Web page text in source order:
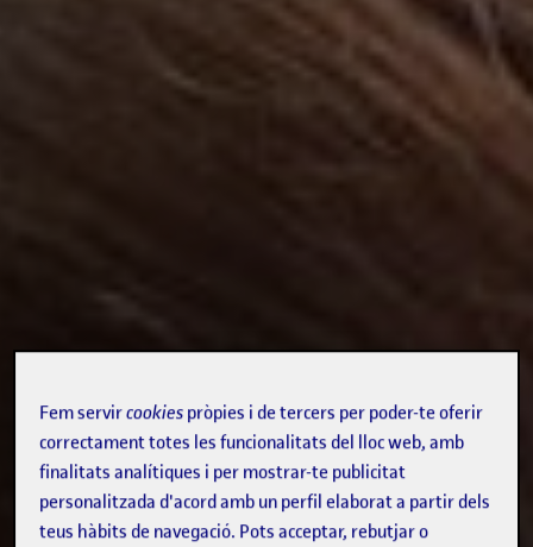
Fem servircookies pròpies i de tercers per poder-te oferir
correctament totes les funcionalitats del lloc web, amb
finalitats analítiques i per mostrar-te publicitat
personalitzada d'acord amb un perfil elaborat a partir dels
teus hàbits de navegació. Pots acceptar, rebutjar o